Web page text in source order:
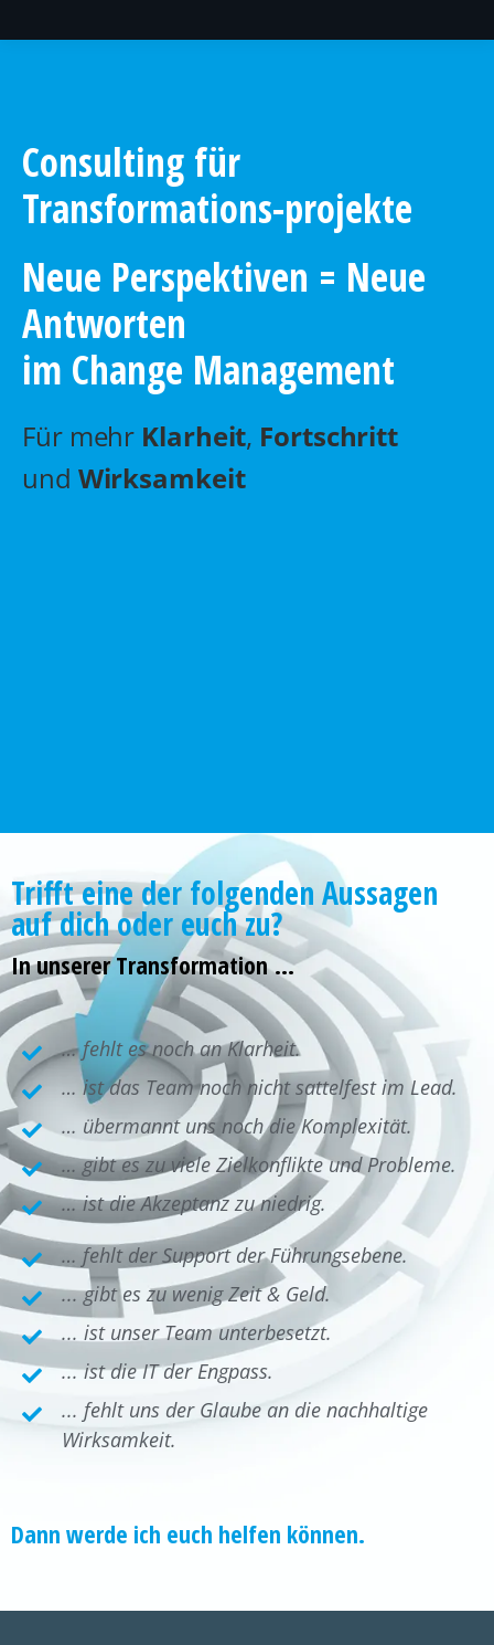
Consulting für
Transformations-projekte
Neue Perspektiven = Neue
Antworten
im Change Management
Für mehr Klarheit, Fortschritt
und Wirksamkeit
Trifft eine der folgenden Aussagen
auf dich oder euch zu?
In unserer Transformation ...
… fehlt es noch an Klarheit.
… ist das Team noch nicht sattelfest im Lead.
… übermannt uns noch die Komplexität.
… gibt es zu viele Zielkonflikte und Probleme.
… ist die Akzeptanz zu niedrig.
… fehlt der Support der Führungsebene.
... gibt es zu wenig Zeit & Geld.
... ist unser Team unterbesetzt.
... ist die IT der Engpass.
... fehlt uns der Glaube an die nachhaltige
Wirksamkeit.
Dann werde ich euch helfen können.